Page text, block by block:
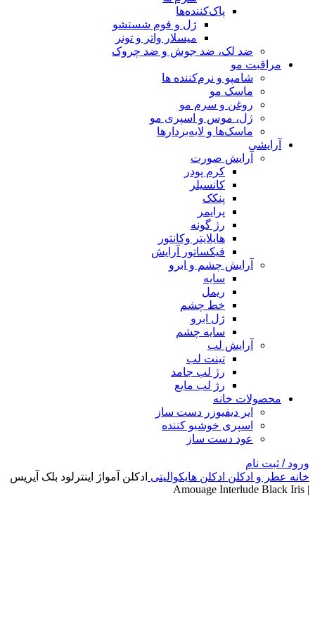
پاک‌کننده‌ها
ژل و فوم شستشو
میسلار واتر و تونر
ضد لک، ضد جوش و ضد چروک
مراقبت مو
شامپو و نرم‌کننده ها
ماسک مو
روغن و سرم مو
ژل، موس و اسپری مو
ماسک‌ها و لایه‌بردارها
آرایشی
آرایش صورت
کرم پودر
کانسیلر
پنکک
پرایمر
رژ گونه
هایلایتر وکانتور
فیکساتور آرایش
آرایش چشم و ابرو
سایه
ریمل
خط چشم
ژل ابرو
سایه چشم
آرایش لب
تینت لب
رژ لب جامد
رژ لب مایع
محصولات خانه
ایر دیفیوزر دست ساز
اسپری خوشبو کننده
عود دست ساز
ورود / ثبت نام
خانه عطر و ادکلن ادکلن هایکوالیتی ادکلن آمواژ اینترلود بلک آیریس
| Amouage Interlude Black Iris